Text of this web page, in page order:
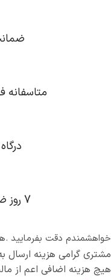
متاسفانه
7 روز ضمانت بازگشت کالا
خواهشمندم دقت بفرمایید
مشتری گرامی هزینه ارسال
هیچ هزینه اضافی اعم از